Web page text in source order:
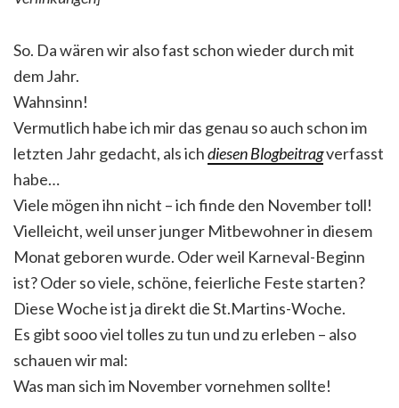
So. Da wären wir also fast schon wieder durch mit
dem Jahr.
Wahnsinn!
Vermutlich habe ich mir das genau so auch schon im
letzten Jahr gedacht, als ichdiesen Blogbeitragverfasst
habe…
Viele mögen ihn nicht – ich finde den November toll!
Vielleicht, weil unser junger Mitbewohner in diesem
Monat geboren wurde. Oder weil Karneval-Beginn
ist? Oder so viele, schöne, feierliche Feste starten?
Diese Woche ist ja direkt die St.Martins-Woche.
Es gibt sooo viel tolles zu tun und zu erleben – also
schauen wir mal:
Was man sich im November vornehmen sollte!